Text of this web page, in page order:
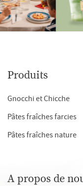
Produits
Gnocchi et Chicche
Pâtes fraîches farcies
Pâtes fraîches nature
A propos de